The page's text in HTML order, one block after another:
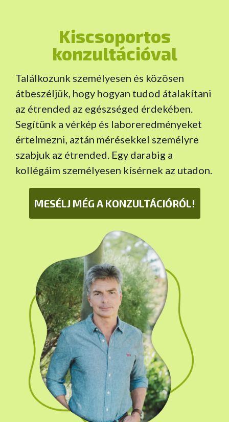
Kiscsoportos
konzultációval
Találkozunk személyesen és közösen
átbeszéljük, hogy hogyan tudod átalakítani
az étrended az egészséged érdekében.
Segítünk a vérkép és laboreredményeket
értelmezni, aztán mérésekkel személyre
szabjuk az étrended. Egy darabig a
kollégáim személyesen kísérnek az utadon.
MESÉLJ MÉG A KONZULTÁCIÓRÓL!